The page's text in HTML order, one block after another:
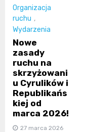
Organizacja
ruchu ,
Wydarzenia
Nowe
zasady
ruchu na
skrzyżowani
u Cyrulików i
Republikańs
kiej od
marca 2026!
27 marca 2026